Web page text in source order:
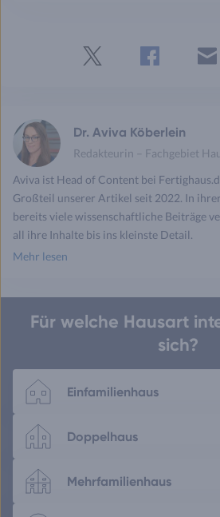
Dr. Aviva Köberlein
Redakteurin – Fachgebiet
Aviva ist Head of Content bei
Großteil unserer Artikel seit 2022. In
bereits viele wissenschaftliche Beiträge
all ihre Inhalte bis ins kleinste Detail.
Mehr lesen
Für welche Hausart
sich?
Einfamilienhaus
Doppelhaus
Mehrfamilienhaus